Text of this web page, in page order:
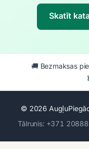
Skatīt
🚚 Bezmaksas
© 2026
Tālrunis: +371